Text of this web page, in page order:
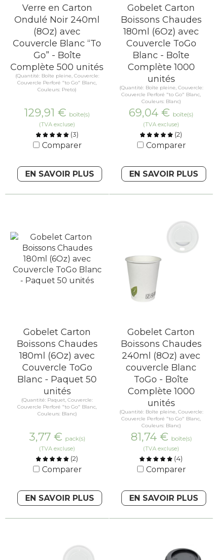
Verre en Carton
Ondulé Noir 240ml
(8Oz) avec
Couvercle Blanc “To
Go” - Boîte
Complète 500 unités
(Quantité: Boîte pleine, Couvercle:
Couvercle Perforé "to Go" Blanc,
Couleurs: Preto)
129,91 € boîte(s)
(TVA excluse)
(3)
Comparer
EN SAVOIR PLUS
Gobelet Carton
Boissons Chaudes
180ml (6Oz) avec
Couvercle ToGo
Blanc - Boîte
Complète 1000
unités
(Quantité: Boîte pleine, Couvercle:
Couvercle Perforé "to Go" Blanc,
Couleurs: Blanc)
69,04 € boîte(s)
(TVA excluse)
(2)
Comparer
EN SAVOIR PLUS
Gobelet Carton
Boissons Chaudes
180ml (6Oz) avec
Couvercle ToGo
Blanc - Paquet 50
unités
(Quantité: Paquet, Couvercle:
Couvercle Perforé "to Go" Blanc,
Couleurs: Blanc)
3,77 € pack(s)
(TVA excluse)
(2)
Comparer
EN SAVOIR PLUS
Gobelet Carton
Boissons Chaudes
240ml (8Oz) avec
couvercle Blanc
ToGo - Boîte
Complète 1000
unités
(Quantité: Boîte pleine, Couvercle:
Couvercle Perforé "to Go" Blanc,
Couleurs: Blanc)
81,74 € boîte(s)
(TVA excluse)
(4)
Comparer
EN SAVOIR PLUS